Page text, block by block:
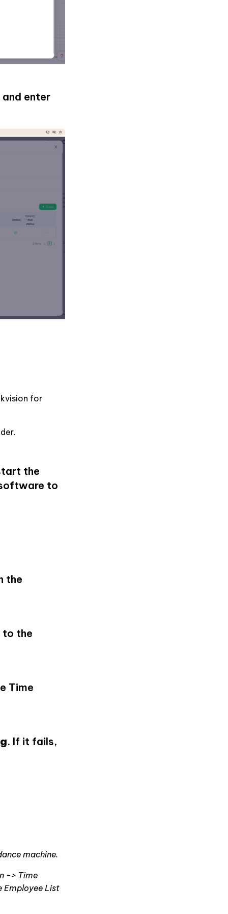
and enter
for
the
to
the
to the
Time
. If it fails,
machine.
-> Time
Employee List